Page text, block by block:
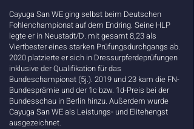
Cayuga San WE ging selbst beim Deutschen
Fohlenchampionat auf dem Endring. Seine HLP
legte er in Neustadt/D. mit gesamt 8,23 als
Viertbester eines starken Prüfungsdurchgangs ab.
2020 platzierte er sich in Dressurpferdeprüfungen
inklusive der Qualifikation für das
Bundeschampionat (5j.). 2019 und 23 kam die FN-
Bundesprämie und der 1c bzw. 1d-Preis bei der
Bundesschau in Berlin hinzu. Außerdem wurde
Cayuga San WE als Leistungs- und Elitehengst
ausgezeichnet.